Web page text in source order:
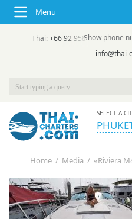
Menu
Thai:+66 92 958 8644(rus/
Show phone
SELECT A
Home / Media / «Riviera